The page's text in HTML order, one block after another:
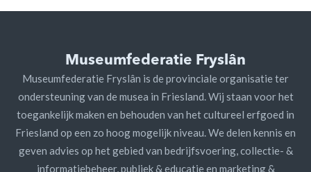
Museumfederatie Fryslân
Museumfederatie Fryslân is de provinciale organisatie ter
ondersteuning van de musea in Friesland. Wij staan voor het
toegankelijk maken en behouden van het cultureel erfgoed in
Friesland op een zo hoog mogelijk niveau. We delen kennis en
geven advies op het gebied van bedrijfsvoering, collectie- &
informatiebeheer, publiek & educatie en marketing &